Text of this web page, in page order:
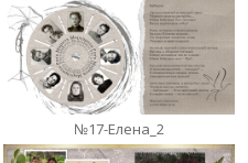
№17-Елена_2